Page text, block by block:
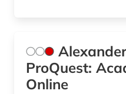
ProQuest:
Online